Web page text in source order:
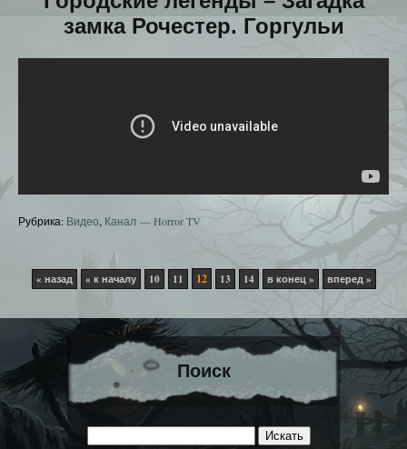
замка Рочестер. Горгульи
Рубрика: Видео Канал — Horror TV
« назад « к началу 10 11 12 13 14 в конец » вперед »
Поиск